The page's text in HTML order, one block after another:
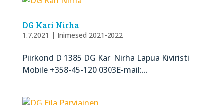
DG Kari Nirha
1.7.2021 | Inimesed 2021-2022
Piirkond D 1385 DG Kari Nirha Lapua Kiviristi
Mobile +358-45-120 0303E-mail:...